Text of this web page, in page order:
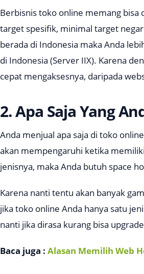
Berbisnis toko online memang
target spesifik, minimal target
berada di Indonesia maka Anda
di Indonesia (Server IIX). Karena
cepat mengaksesnya, daripada
2. Apa Saja Yang
Anda menjual apa saja di toko
akan mempengaruhi ketika
jenisnya, maka Anda butuh space
Karena nanti tentu akan banyak
jika toko online Anda hanya satu
nanti jika dirasa kurang bisa
Baca juga : Alasan Memilih Web